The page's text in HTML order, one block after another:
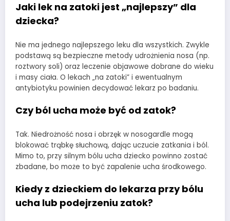
Jaki lek na zatoki jest „najlepszy” dla
dziecka?
Nie ma jednego najlepszego leku dla wszystkich. Zwykle
podstawą są bezpieczne metody udrożnienia nosa (np.
roztwory soli) oraz leczenie objawowe dobrane do wieku
i masy ciała. O lekach „na zatoki” i ewentualnym
antybiotyku powinien decydować lekarz po badaniu.
Czy ból ucha może być od zatok?
Tak. Niedrożność nosa i obrzęk w nosogardle mogą
blokować trąbkę słuchową, dając uczucie zatkania i ból.
Mimo to, przy silnym bólu ucha dziecko powinno zostać
zbadane, bo może to być zapalenie ucha środkowego.
Kiedy z dzieckiem do lekarza przy bólu
ucha lub podejrzeniu zatok?